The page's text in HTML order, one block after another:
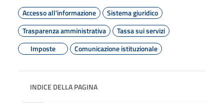
Accesso all'informazione
Sistema giuridico
Trasparenza amministrativa
Tassa sui servizi
Imposte
Comunicazione istituzionale
INDICE DELLA PAGINA